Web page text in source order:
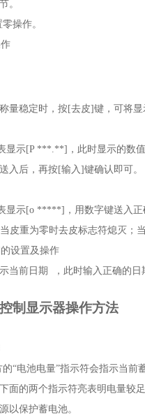
。
操作。
量稳定时，按[去皮]键，可将
显示[P ***.**]，此时显示的数
入后，再按[输入]键确认即可。
显示[o *****]，用数字键送入
皮重为零时去皮标志符熄灭
设置及操作
当前日期 ，此时输入正确的
制显示器操作方法
“电池电量”指示符会指示当前
面的两个指示符亮表明电量较
以保护蓄电池。